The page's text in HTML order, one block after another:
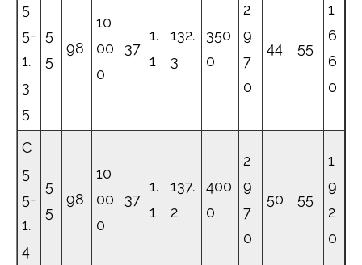
5
5-
1.
3
5
5
5
98
10
00
0
37
1.
1
132.
3
350
0
2
9
7
0
44 55
1
6
6
0
C
5
5-
1.
4
5
5
98
10
00
0
37
1.
1
137.
2
400
0
2
9
7
0
50 55
1
9
2
0